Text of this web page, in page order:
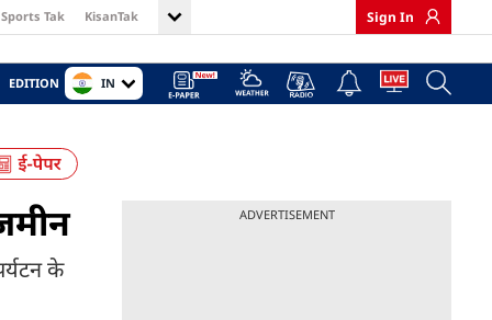
Sports Tak KisanTak Sign In
EDITION IN
के
ADVERTISEMENT